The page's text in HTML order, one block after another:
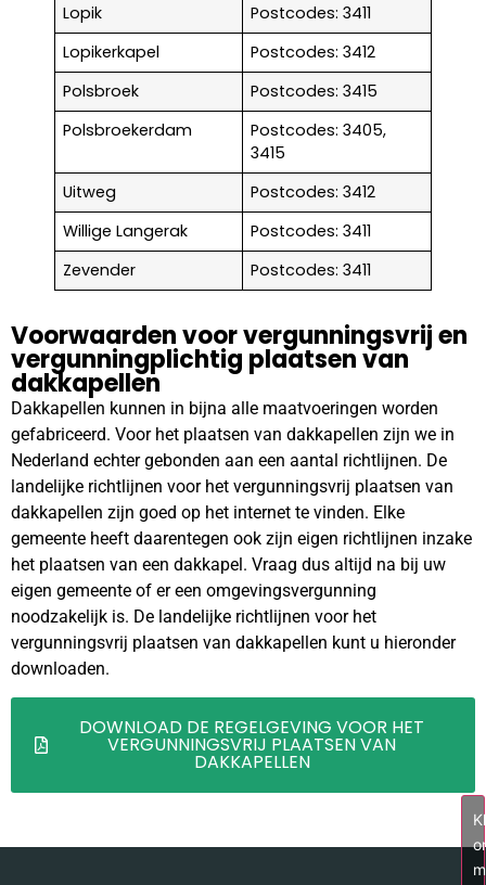
Lopik
Postcodes: 3411
Lopikerkapel
Postcodes: 3412
Polsbroek
Postcodes: 3415
Polsbroekerdam
Postcodes: 3405,
3415
Uitweg
Postcodes: 3412
Willige Langerak
Postcodes: 3411
Zevender
Postcodes: 3411
Voorwaarden voor vergunningsvrij en
vergunningplichtig plaatsen van
dakkapellen
Dakkapellen kunnen in bijna alle maatvoeringen worden
gefabriceerd. Voor het plaatsen van dakkapellen zijn we in
Nederland echter gebonden aan een aantal richtlijnen. De
landelijke richtlijnen voor het vergunningsvrij plaatsen van
dakkapellen zijn goed op het internet te vinden. Elke
gemeente heeft daarentegen ook zijn eigen richtlijnen inzake
het plaatsen van een dakkapel. Vraag dus altijd na bij uw
eigen gemeente of er een omgevingsvergunning
noodzakelijk is. De landelijke richtlijnen voor het
vergunningsvrij plaatsen van dakkapellen kunt u hieronder
downloaden.
DOWNLOAD DE REGELGEVING VOOR HET
VERGUNNINGSVRIJ PLAATSEN VAN
DAKKAPELLEN